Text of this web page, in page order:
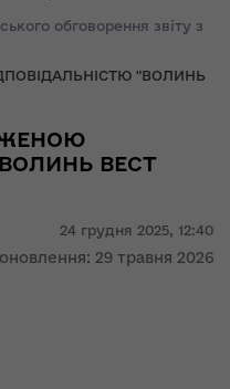
обговорення звіту з
"ВОЛИНЬ
24 грудня 2025, 12:40
29 травня 2026
ВЕСТ